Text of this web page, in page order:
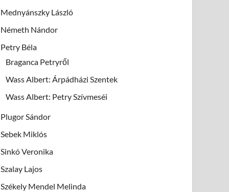
Mednyánszky László
Németh Nándor
Petry Béla
Braganca Petryről
Wass Albert: Árpádházi Szentek
Wass Albert: Petry Szívmeséi
Plugor Sándor
Sebek Miklós
Sinkó Veronika
Szalay Lajos
Székely Mendel Melinda